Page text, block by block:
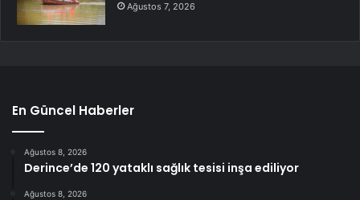
Ağustos 7, 2026
En Güncel Haberler
Ağustos 8, 2026
Derince’de 120 yataklı sağlık tesisi inşa ediliyor
Ağustos 8, 2026